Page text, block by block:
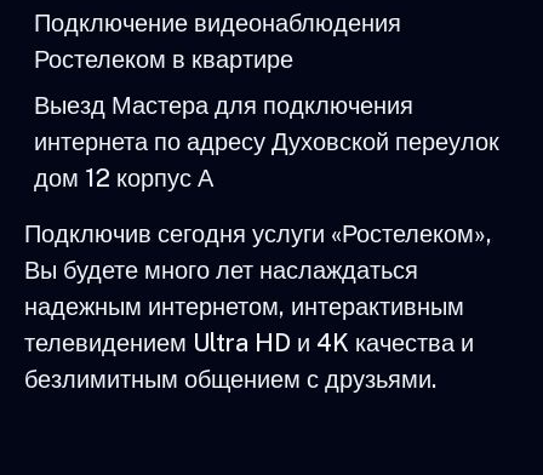
Подключение видеонаблюдения
Ростелеком в квартире
Выезд Мастера для подключения
интернета по адресу Духовской переулок
дом 12 корпус А
Подключив сегодня услуги «Ростелеком»,
Вы будете много лет наслаждаться
надежным интернетом, интерактивным
телевидением Ultra HD и 4K качества и
безлимитным общением с друзьями.